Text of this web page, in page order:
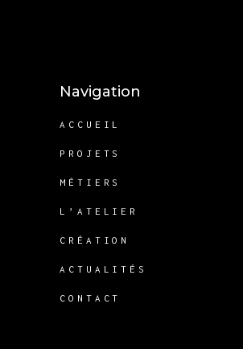
Navigation
ACCUEIL
PROJETS
MÉTIERS
L’ATELIER
CRÉATION
ACTUALITÉS
CONTACT